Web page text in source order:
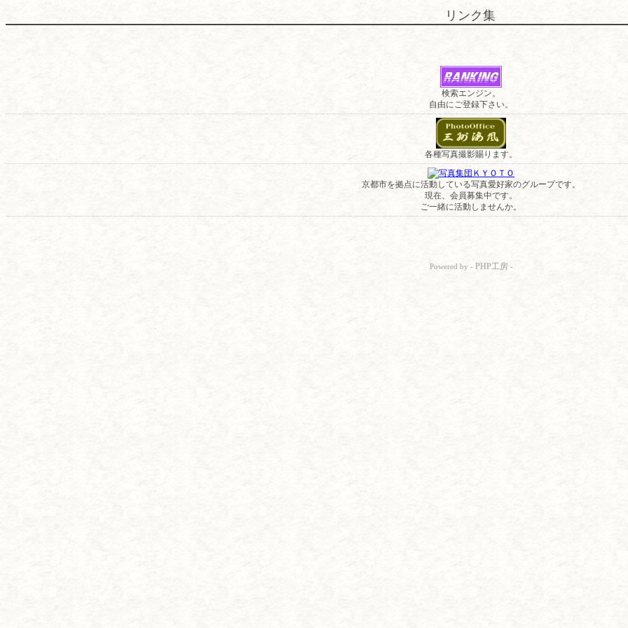
リンク集
検索エンジン。
自由にご登録下さい。
各種写真撮影賜ります。
京都市を拠点に活動している写真愛好家のグループです。
現在、会員募集中です。
ご一緒に活動しませんか。
Powered by - PHP工房-